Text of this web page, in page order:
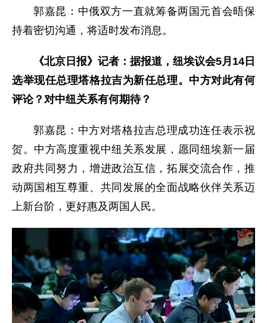
郭嘉昆：中俄双方一直就筹备两国元首会晤保
持着密切沟通，将适时发布消息。
《北京日报》记者：据报道，纽埃议会5月14日
选举现任总理塔格拉吉为新任总理。中方对此有何
评论？对中纽关系有何期待？
郭嘉昆：中方对塔格拉吉总理成功连任表示祝
贺。中方高度重视中纽关系发展，愿同纽埃新一届
政府共同努力，增进政治互信，拓展交流合作，推
动两国相互尊重、共同发展的全面战略伙伴关系迈
上新台阶，更好惠及两国人民。